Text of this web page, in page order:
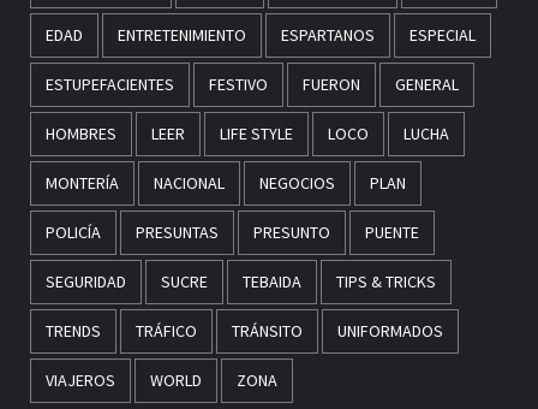
EDAD ENTRETENIMIENTO ESPARTANOS ESPECIAL
ESTUPEFACIENTES FESTIVO FUERON GENERAL
HOMBRES LEER LIFE STYLE LOCO LUCHA
MONTERÍA NACIONAL NEGOCIOS PLAN
POLICÍA PRESUNTAS PRESUNTO PUENTE
SEGURIDAD SUCRE TEBAIDA TIPS & TRICKS
TRENDS TRÁFICO TRÁNSITO UNIFORMADOS
VIAJEROS WORLD ZONA